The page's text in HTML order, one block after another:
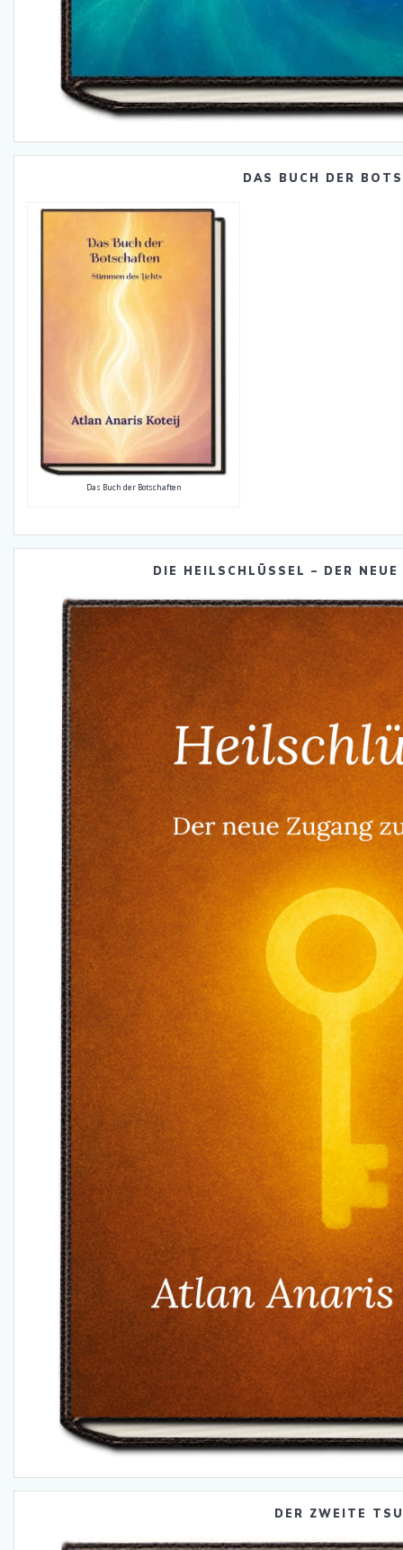
DAS BUCH DER
Das Buch der Botschaften
DIE HEILSCHLÜSSEL – DER
DER ZWEITE